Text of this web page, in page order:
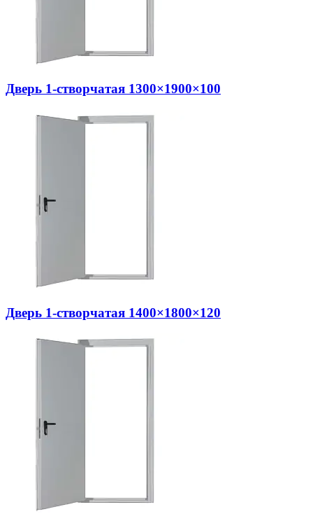
Дверь 1-створчатая 1300×1900×100
Дверь 1-створчатая 1400×1800×120